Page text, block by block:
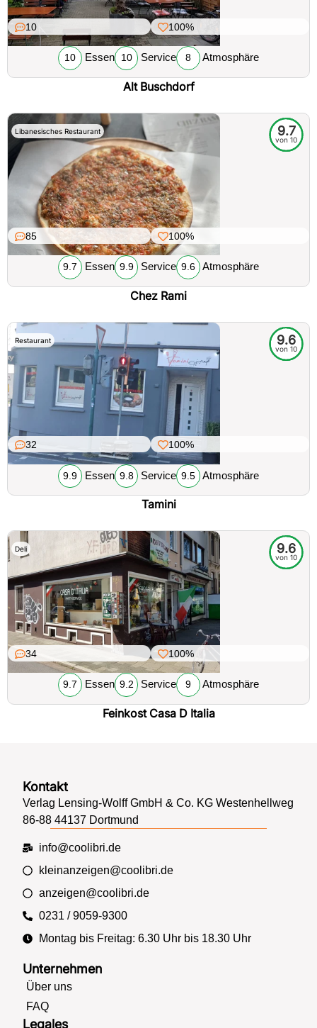
10 100%
10 Essen 10 Service 8 Atmosphäre
Alt Buschdorf
Libanesisches Restaurant 9.7
von 10
85 100%
9.7 Essen 9.9 Service 9.6 Atmosphäre
Chez Rami
Restaurant 9.6
von 10
32 100%
9.9 Essen 9.8 Service 9.5 Atmosphäre
Tamini
Deli 9.6
von 10
34 100%
9.7 Essen 9.2 Service 9 Atmosphäre
Feinkost Casa D Italia
Unternehmen
Über uns
FAQ
Legales
Kontakt
Verlag Lensing-Wolff GmbH & Co. KG Westenhellweg
86-88 44137 Dortmund
info@coolibri.de
kleinanzeigen@coolibri.de
anzeigen@coolibri.de
0231 / 9059-9300
Montag bis Freitag: 6.30 Uhr bis 18.30 Uhr